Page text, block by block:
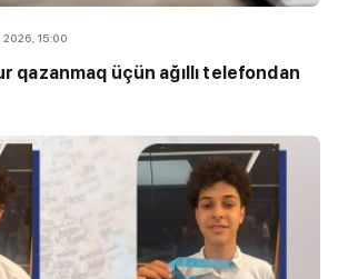
15:00
qazanmaq üçün ağıllı telefondan